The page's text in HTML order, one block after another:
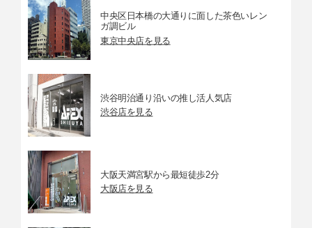
中央区日本橋の大通りに面した茶色いレン
ガ調ビル
東京中央店を見る
渋谷明治通り沿いの推し活人気店
渋谷店を見る
大阪天満宮駅から最短徒歩2分
大阪店を見る